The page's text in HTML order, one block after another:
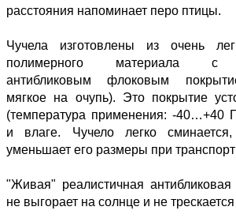
расстояния напоминает перо птицы.
Чучела изготовлены из очень
полимерного материала с
антибликовым флоковым
мягкое на очупь). Это покрытие
(температура применения: -40…+40
и влаге. Чучело легко сминается,
уменьшает его размеры при
"Живая" реалистичная антибликовая
не выгорает на солнце и не